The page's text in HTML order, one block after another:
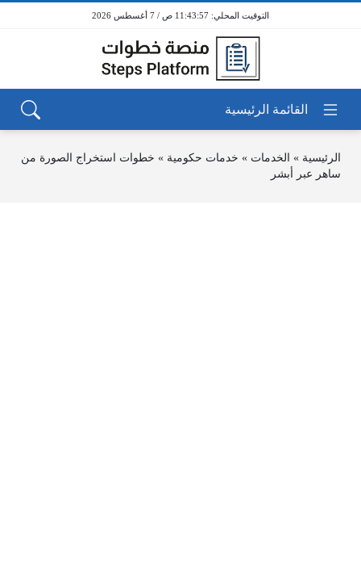
11:43:58 ص / 7 أغسطس 2026
الرئيسية » الخدمات » خدمات حكومية » خطوات استخراج الصورة من
ساهر عبر أبشر